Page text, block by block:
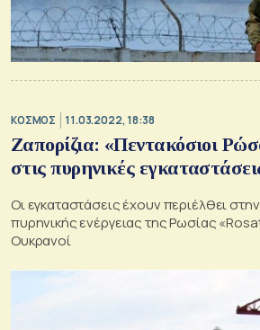
ΚΟΣΜΟΣ 11.03.2022, 18:38
Ζαπορίζια: «Πεντακόσιοι
στις πυρηνικές
Οι εγκαταστάσεις έχουν περιέλθει στην
πυρηνικής ενέργειας της Ρωσίας
Ουκρανοί